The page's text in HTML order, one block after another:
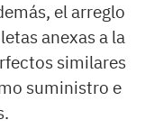
el arreglo
anexas a la
similares
suministro e